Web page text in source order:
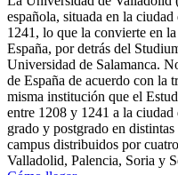
española, situada en la
1241, lo que la convierte en
España, por detrás del
Universidad de Salamanca.
de España de acuerdo con la
misma institución que el
entre 1208 y 1241 a la
grado y postgrado en
campus distribuidos por
Valladolid, Palencia, Soria y